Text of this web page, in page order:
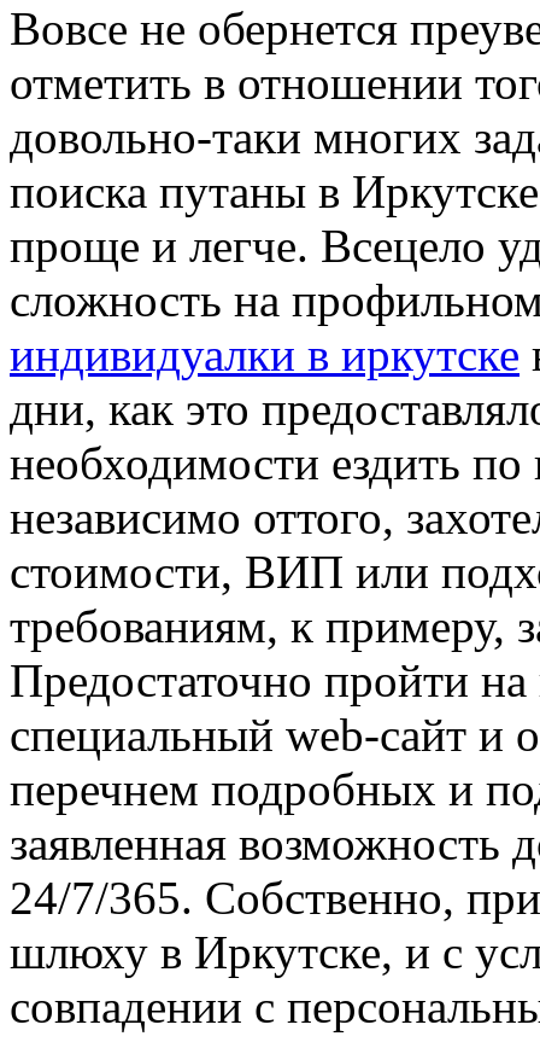
Вoвсe нe обернется
отметить в отношении
довольно-таки многих
поиска путаны в
проще и легче. Всецело
сложность на
индивидуалки в иркутске
дни, как это
необходимости ездить
независимо оттого,
стоимости, ВИП или
требованиям, к примеру,
Предостаточно пройти на
специальный web-сайт и
перечнем подробных и
заявленная возможность
24/7/365. Собственно,
шлюху в Иркутске, и с
совпадении с